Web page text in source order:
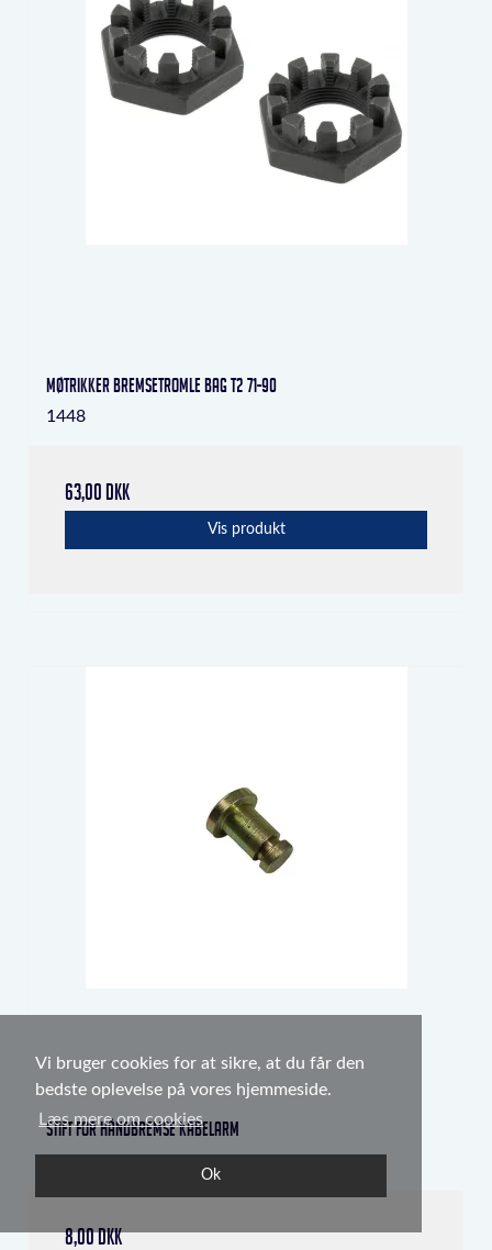
Vi bruger cookies for at sikre, at du får den
bedste oplevelse på vores hjemmeside.
Læs mere om cookies
Ok
Møtrikker bremsetromle bag T2 71-90
1448
63,00 DKK
Vis produkt
Stift for håndbremse kabelarm
1239-94
8,00 DKK